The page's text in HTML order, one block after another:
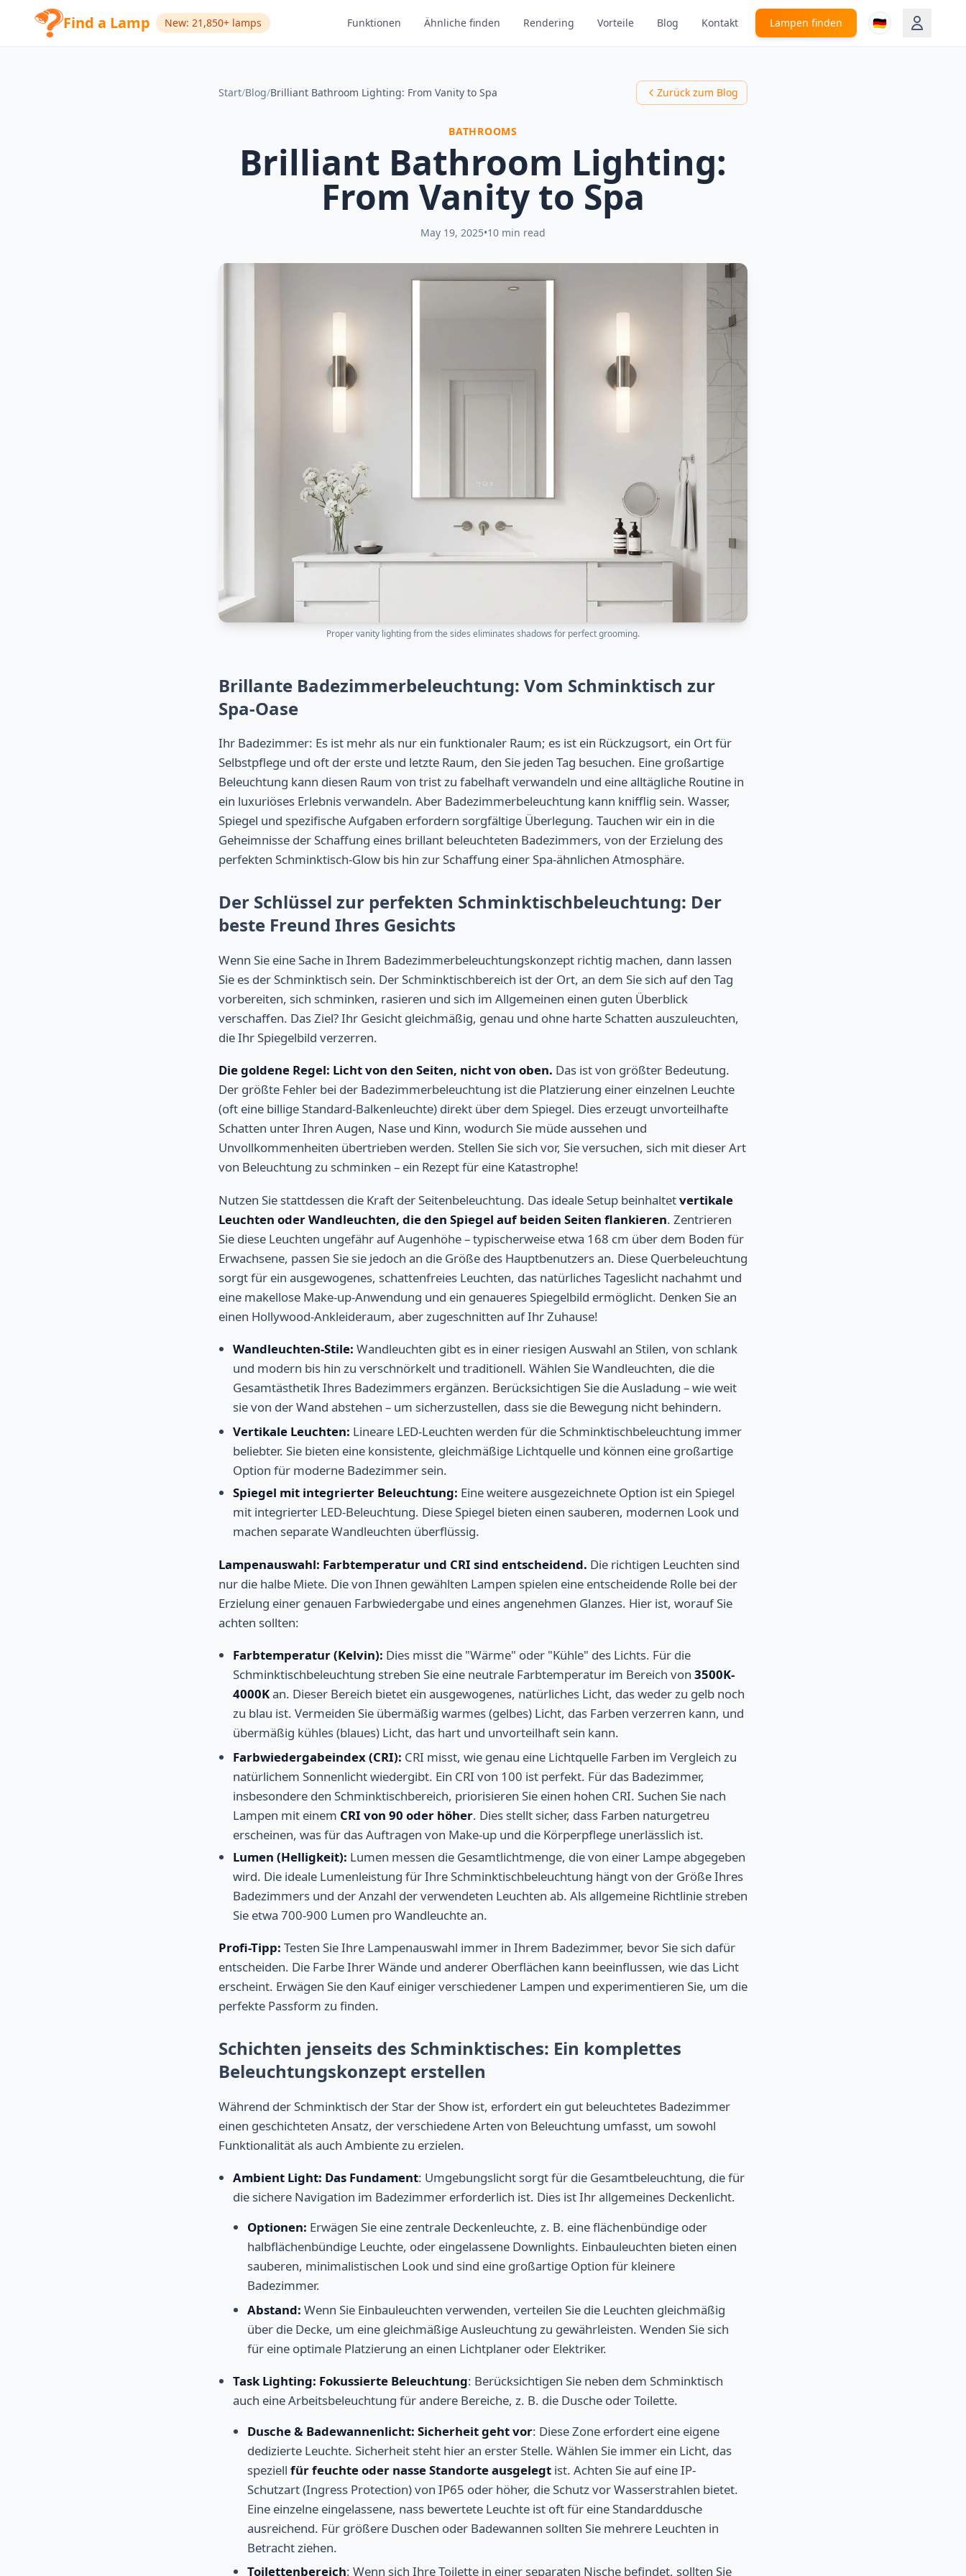
Find a Lamp New: 21,850+ lamps Funktionen Ähnliche finden Rendering Vorteile Blog Kontakt Lampen finden 🇩🇪
Start/Blog/Brilliant Bathroom Lighting: From Vanity to Spa Zurück zum Blog
BATHROOMS
Brilliant Bathroom Lighting:
From Vanity to Spa
May 19, 2025•10 min read
Proper vanity lighting from the sides eliminates shadows for perfect grooming.
Brillante Badezimmerbeleuchtung: Vom Schminktisch zur
Spa-Oase
Ihr Badezimmer: Es ist mehr als nur ein funktionaler Raum; es ist ein Rückzugsort, ein Ort für
Selbstpflege und oft der erste und letzte Raum, den Sie jeden Tag besuchen. Eine großartige
Beleuchtung kann diesen Raum von trist zu fabelhaft verwandeln und eine alltägliche Routine in
ein luxuriöses Erlebnis verwandeln. Aber Badezimmerbeleuchtung kann knifflig sein. Wasser,
Spiegel und spezifische Aufgaben erfordern sorgfältige Überlegung. Tauchen wir ein in die
Geheimnisse der Schaffung eines brillant beleuchteten Badezimmers, von der Erzielung des
perfekten Schminktisch-Glow bis hin zur Schaffung einer Spa-ähnlichen Atmosphäre.
Der Schlüssel zur perfekten Schminktischbeleuchtung: Der
beste Freund Ihres Gesichts
Wenn Sie eine Sache in Ihrem Badezimmerbeleuchtungskonzept richtig machen, dann lassen
Sie es der Schminktisch sein. Der Schminktischbereich ist der Ort, an dem Sie sich auf den Tag
vorbereiten, sich schminken, rasieren und sich im Allgemeinen einen guten Überblick
verschaffen. Das Ziel? Ihr Gesicht gleichmäßig, genau und ohne harte Schatten auszuleuchten,
die Ihr Spiegelbild verzerren.
Die goldene Regel: Licht von den Seiten, nicht von oben. Das ist von größter Bedeutung.
Der größte Fehler bei der Badezimmerbeleuchtung ist die Platzierung einer einzelnen Leuchte
(oft eine billige Standard-Balkenleuchte) direkt über dem Spiegel. Dies erzeugt unvorteilhafte
Schatten unter Ihren Augen, Nase und Kinn, wodurch Sie müde aussehen und
Unvollkommenheiten übertrieben werden. Stellen Sie sich vor, Sie versuchen, sich mit dieser Art
von Beleuchtung zu schminken – ein Rezept für eine Katastrophe!
Nutzen Sie stattdessen die Kraft der Seitenbeleuchtung. Das ideale Setup beinhaltetvertikale
Leuchten oder Wandleuchten, die den Spiegel auf beiden Seiten flankieren. Zentrieren
Sie diese Leuchten ungefähr auf Augenhöhe – typischerweise etwa 168 cm über dem Boden für
Erwachsene, passen Sie sie jedoch an die Größe des Hauptbenutzers an. Diese Querbeleuchtung
sorgt für ein ausgewogenes, schattenfreies Leuchten, das natürliches Tageslicht nachahmt und
eine makellose Make-up-Anwendung und ein genaueres Spiegelbild ermöglicht. Denken Sie an
einen Hollywood-Ankleideraum, aber zugeschnitten auf Ihr Zuhause!
Wandleuchten-Stile: Wandleuchten gibt es in einer riesigen Auswahl an Stilen, von schlank
und modern bis hin zu verschnörkelt und traditionell. Wählen Sie Wandleuchten, die die
Gesamtästhetik Ihres Badezimmers ergänzen. Berücksichtigen Sie die Ausladung – wie weit
sie von der Wand abstehen – um sicherzustellen, dass sie die Bewegung nicht behindern.
Vertikale Leuchten: Lineare LED-Leuchten werden für die Schminktischbeleuchtung immer
beliebter. Sie bieten eine konsistente, gleichmäßige Lichtquelle und können eine großartige
Option für moderne Badezimmer sein.
Spiegel mit integrierter Beleuchtung: Eine weitere ausgezeichnete Option ist ein Spiegel
mit integrierter LED-Beleuchtung. Diese Spiegel bieten einen sauberen, modernen Look und
machen separate Wandleuchten überflüssig.
Lampenauswahl: Farbtemperatur und CRI sind entscheidend. Die richtigen Leuchten sind
nur die halbe Miete. Die von Ihnen gewählten Lampen spielen eine entscheidende Rolle bei der
Erzielung einer genauen Farbwiedergabe und eines angenehmen Glanzes. Hier ist, worauf Sie
achten sollten:
Farbtemperatur (Kelvin): Dies misst die "Wärme" oder "Kühle" des Lichts. Für die
Schminktischbeleuchtung streben Sie eine neutrale Farbtemperatur im Bereich von 3500K-
4000Kan. Dieser Bereich bietet ein ausgewogenes, natürliches Licht, das weder zu gelb noch
zu blau ist. Vermeiden Sie übermäßig warmes (gelbes) Licht, das Farben verzerren kann, und
übermäßig kühles (blaues) Licht, das hart und unvorteilhaft sein kann.
Farbwiedergabeindex (CRI): CRI misst, wie genau eine Lichtquelle Farben im Vergleich zu
natürlichem Sonnenlicht wiedergibt. Ein CRI von 100 ist perfekt. Für das Badezimmer,
insbesondere den Schminktischbereich, priorisieren Sie einen hohen CRI. Suchen Sie nach
Lampen mit einem CRI von 90 oder höher. Dies stellt sicher, dass Farben naturgetreu
erscheinen, was für das Auftragen von Make-up und die Körperpflege unerlässlich ist.
Lumen (Helligkeit): Lumen messen die Gesamtlichtmenge, die von einer Lampe abgegeben
wird. Die ideale Lumenleistung für Ihre Schminktischbeleuchtung hängt von der Größe Ihres
Badezimmers und der Anzahl der verwendeten Leuchten ab. Als allgemeine Richtlinie streben
Sie etwa 700-900 Lumen pro Wandleuchte an.
Profi-Tipp: Testen Sie Ihre Lampenauswahl immer in Ihrem Badezimmer, bevor Sie sich dafür
entscheiden. Die Farbe Ihrer Wände und anderer Oberflächen kann beeinflussen, wie das Licht
erscheint. Erwägen Sie den Kauf einiger verschiedener Lampen und experimentieren Sie, um die
perfekte Passform zu finden.
Schichten jenseits des Schminktisches: Ein komplettes
Beleuchtungskonzept erstellen
Während der Schminktisch der Star der Show ist, erfordert ein gut beleuchtetes Badezimmer
einen geschichteten Ansatz, der verschiedene Arten von Beleuchtung umfasst, um sowohl
Funktionalität als auch Ambiente zu erzielen.
Ambient Light: Das Fundament: Umgebungslicht sorgt für die Gesamtbeleuchtung, die für
die sichere Navigation im Badezimmer erforderlich ist. Dies ist Ihr allgemeines Deckenlicht.
Optionen: Erwägen Sie eine zentrale Deckenleuchte, z. B. eine flächenbündige oder
halbflächenbündige Leuchte, oder eingelassene Downlights. Einbauleuchten bieten einen
sauberen, minimalistischen Look und sind eine großartige Option für kleinere
Badezimmer.
Abstand: Wenn Sie Einbauleuchten verwenden, verteilen Sie die Leuchten gleichmäßig
über die Decke, um eine gleichmäßige Ausleuchtung zu gewährleisten. Wenden Sie sich
für eine optimale Platzierung an einen Lichtplaner oder Elektriker.
Task Lighting: Fokussierte Beleuchtung: Berücksichtigen Sie neben dem Schminktisch
auch eine Arbeitsbeleuchtung für andere Bereiche, z. B. die Dusche oder Toilette.
Dusche & Badewannenlicht: Sicherheit geht vor: Diese Zone erfordert eine eigene
dedizierte Leuchte. Sicherheit steht hier an erster Stelle. Wählen Sie immer ein Licht, das
speziell für feuchte oder nasse Standorte ausgelegt ist. Achten Sie auf eine IP-
Schutzart (Ingress Protection) von IP65 oder höher, die Schutz vor Wasserstrahlen bietet.
Eine einzelne eingelassene, nass bewertete Leuchte ist oft für eine Standarddusche
ausreichend. Für größere Duschen oder Badewannen sollten Sie mehrere Leuchten in
Betracht ziehen.
Toilettenbereich: Wenn sich Ihre Toilette in einer separaten Nische befindet, sollten Sie